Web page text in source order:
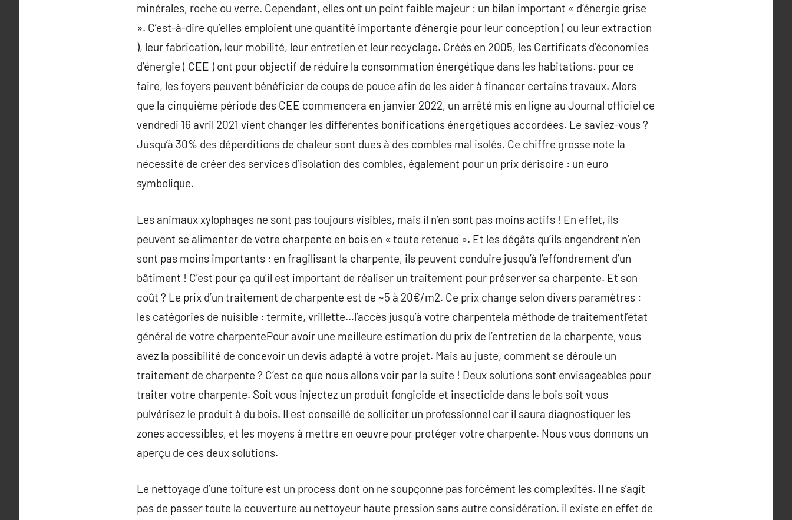
minérales, roche ou verre. Cependant, elles ont un point faible majeur : un bilan important « d’énergie grise
». C’est-à-dire qu’elles emploient une quantité importante d’énergie pour leur conception ( ou leur extraction
), leur fabrication, leur mobilité, leur entretien et leur recyclage. Créés en 2005, les Certificats d’économies
d’énergie ( CEE ) ont pour objectif de réduire la consommation énergétique dans les habitations. pour ce
faire, les foyers peuvent bénéficier de coups de pouce afin de les aider à financer certains travaux. Alors
que la cinquième période des CEE commencera en janvier 2022, un arrêté mis en ligne au Journal officiel ce
vendredi 16 avril 2021 vient changer les différentes bonifications énergétiques accordées. Le saviez-vous ?
Jusqu’à 30% des déperditions de chaleur sont dues à des combles mal isolés. Ce chiffre grosse note la
nécessité de créer des services d’isolation des combles, également pour un prix dérisoire : un euro
symbolique.
Les animaux xylophages ne sont pas toujours visibles, mais il n’en sont pas moins actifs ! En effet, ils
peuvent se alimenter de votre charpente en bois en « toute retenue ». Et les dégâts qu’ils engendrent n’en
sont pas moins importants : en fragilisant la charpente, ils peuvent conduire jusqu’à l’effondrement d’un
bâtiment ! C’est pour ça qu’il est important de réaliser un traitement pour préserver sa charpente. Et son
coût ? Le prix d’un traitement de charpente est de ~5 à 20€/m2. Ce prix change selon divers paramètres :
les catégories de nuisible : termite, vrillette…l’accès jusqu’à votre charpentela méthode de traitementl’état
général de votre charpentePour avoir une meilleure estimation du prix de l’entretien de la charpente, vous
avez la possibilité de concevoir un devis adapté à votre projet. Mais au juste, comment se déroule un
traitement de charpente ? C’est ce que nous allons voir par la suite ! Deux solutions sont envisageables pour
traiter votre charpente. Soit vous injectez un produit fongicide et insecticide dans le bois soit vous
pulvérisez le produit à du bois. Il est conseillé de solliciter un professionnel car il saura diagnostiquer les
zones accessibles, et les moyens à mettre en oeuvre pour protéger votre charpente. Nous vous donnons un
aperçu de ces deux solutions.
Le nettoyage d’une toiture est un process dont on ne soupçonne pas forcément les complexités. Il ne s’agit
pas de passer toute la couverture au nettoyeur haute pression sans autre considération. il existe en effet de